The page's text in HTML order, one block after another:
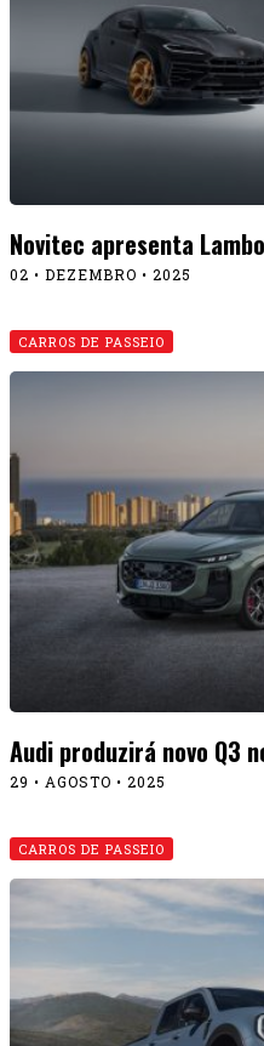
Novitec apresenta
02 • DEZEMBRO • 2025
CARROS DE PASSEIO
Audi produzirá novo Q3
29 • AGOSTO • 2025
CARROS DE PASSEIO